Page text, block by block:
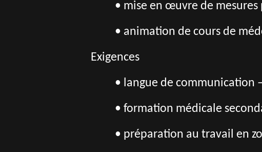
• mise en œuvre de
• animation de cours de
Exigences
• langue de communication
• formation médicale
• préparation au travail en